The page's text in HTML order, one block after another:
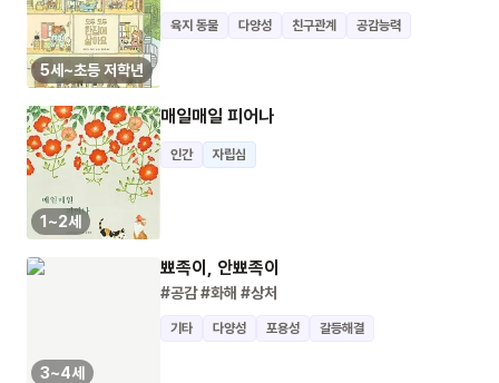
5세~초등 저학년
육지 동물 다양성 친구관계 공감능력
1~2세
매일매일 피어나
인간 자립심
3~4세
뾰족이, 안뾰족이
#공감#화해 #상처
기타 다양성 포용성 갈등해결